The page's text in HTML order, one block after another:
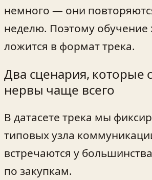
немного — они
неделю. Поэтому
ложится в формат трека.
Два сценария, которые
нервы чаще всего
В датасете трека мы
типовых узла
встречаются у
по закупкам.